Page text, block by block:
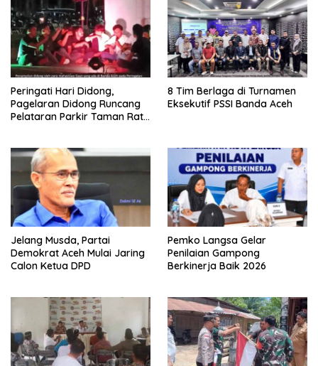
Peringati Hari Didong,
Pagelaran Didong Runcang
Pelataran Parkir Taman Ratu
8 Tim Berlaga di Turnamen
Eksekutif PSSI Banda Aceh
Jelang Musda, Partai
Demokrat Aceh Mulai Jaring
Calon Ketua DPD
Pemko Langsa Gelar
Penilaian Gampong
Berkinerja Baik 2026